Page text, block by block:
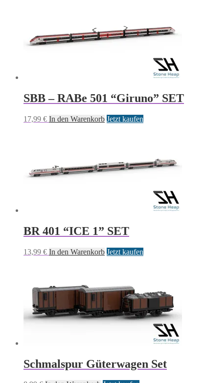
SBB – RABe 501 “Giruno” SET
17,99 € In den Warenkorb Jetzt kaufen
BR 401 “ICE 1” SET
13,99 € In den Warenkorb Jetzt kaufen
Schmalspur Güterwagen Set